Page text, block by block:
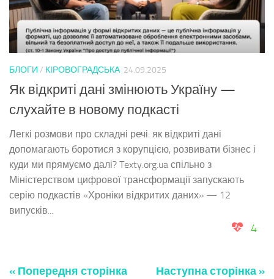
БЛОГИ / КІРОВОГРАДСЬКА 24.09.2025
Як відкриті дані змінюють Україну —
слухайте в новому подкасті
Легкі розмови про складні речі: як відкриті дані
допомагають боротися з корупцією, розвивати бізнес і
куди ми прямуємо далі? Texty.org.ua спільно з
Міністерством цифрової трансформації запускають
серію подкастів «Хроніки відкритих даних» — 12
випусків...
4
« Попередня сторінка Наступна сторінка »